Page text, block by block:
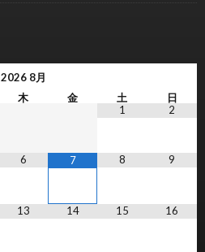
2026 8月
木 金 土
日
1
2
6 7 8 9
13 14 15 16